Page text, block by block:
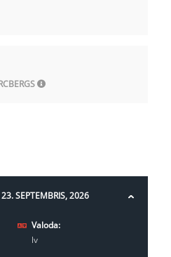
SEPTEMBRIS, 2026
Valoda:
lv